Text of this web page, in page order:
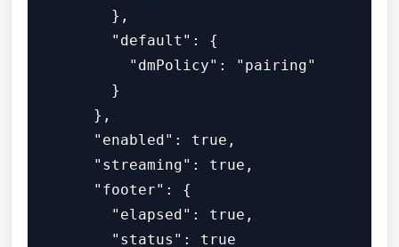
        },
        "default": {
          "dmPolicy": "pairing"
        }
      },
      "enabled": true,
      "streaming": true,
      "footer": {
        "elapsed": true,
        "status": true